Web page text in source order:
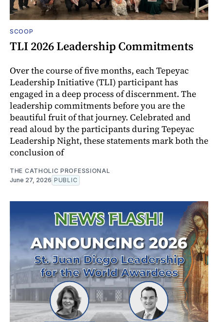
SCOOP
TLI 2026 Leadership Commitments
Over the course of five months, each Tepeyac
Leadership Initiative (TLI) participant has
engaged in a deep process of discernment. The
leadership commitments before you are the
beautiful fruit of that journey. Celebrated and
read aloud by the participants during Tepeyac
Leadership Night, these statements mark both the
conclusion of
THE CATHOLIC PROFESSIONAL
June 27, 2026 PUBLIC